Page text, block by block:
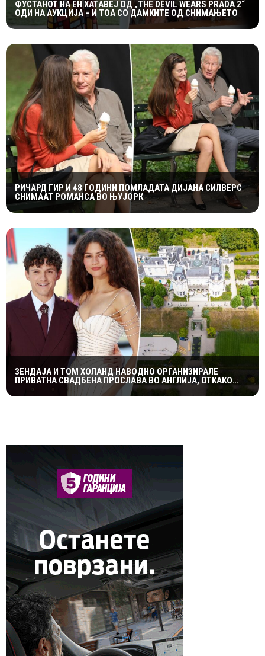
ФУСТАНОТ НА ЕН ХАТАВЕЈ ОД „THE DEVIL WEARS PRADA 2“
ОДИ НА АУКЦИЈА – И ТОА СО ДАМКИТЕ ОД СНИМАЊЕТО
РИЧАРД ГИР И 48 ГОДИНИ ПОМЛАДАТА ДИЈАНА СИЛВЕРС
СНИМААТ РОМАНСА ВО ЊУЈОРК
ЗЕНДАЈА И ТОМ ХОЛАНД НАВОДНО ОРГАНИЗИРАЛЕ
ПРИВАТНА СВАДБЕНА ПРОСЛАВА ВО АНГЛИЈА, ОТКАКО
ТАЈНО СЕ ВЕНЧАЛЕ